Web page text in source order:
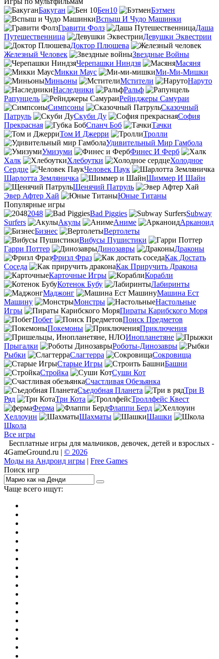
Бакуган
Бен10
Бэтмен
Вспыш И Чудо Машинки
Гравити Фолз
Даша
Путешественница
Девушки Эквестрии
Доктор Плюшева
Железный Человек
Звездные Войны
Черепашки Ниндзя
Масяня
Микки Маус
Ми-Ми-Мишки
Миньоны
Мстители
Наруто
Наследники
Ральф
Рапунцель
Рейнджеры Самураи
Симпсоны
Сказочный
Патруль
Скуби Ду
София
Прекрасная
Спанч Боб
Тачки
Том И Джерри
Тролли
Удивительный Мир Гамбола
Умизуми
Финес И Ферб
Халк
Хлебоутки
Холодное
Сердце
Человек Паук
Шарлотта Земляничка
Шиммер И Шайн
Щенячий Патруль
Эвер Афтер Хай
Юные Титаны
Популярные игры
2048
Bad Piggies
Subway
Surfers
Акулы Аниме
Арканоид
Бизнес
Вертолеты
Вибусы Пушистики
Гарри Поттер
Динозавры
Драконы
Фризл Фраз
Как Достать
Соседа
Как Приручить Дракона
Карточные Игры
Корабли
Котенок Бубу
Лабиринты
Маджонг
Машина Ест
Машину
Монстры
Настольные
Игры
Пираты Карибского Моря
Побег
Поиск Предметов
Покемоны
Приключения
Инопланетяне
Прыгалки
Роботы-Динозавры
Рыбки
Слагтерра
Сокровища
Старые Игры
Башни
Стройка
Суши Кот
Счастливая Обезьянка
Съедобная Планета
Три В
Ряд
Три Кота
Троллфейс Квест
Ферма
Флаппи Берд
Хеллоуин
Шахматы
Шашки
Школа
Все игры
Бесплатные игры для мальчиков, девочек, детей и взрослых -
4GameGround.ru | © 2026
Моды на Андроид игры | Free Games
Поиск игр
Чаще всего ищут: